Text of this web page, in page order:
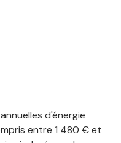
d'énergie
entre 1 480 € et